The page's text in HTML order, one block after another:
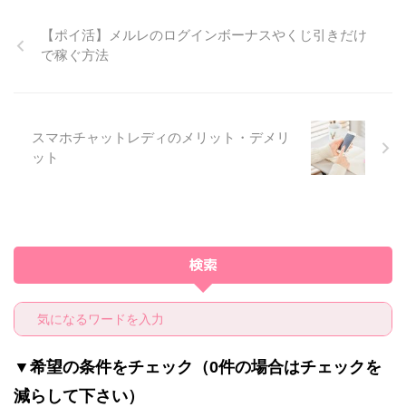
【ポイ活】メルレのログインボーナスやくじ引きだけ
で稼ぐ方法
スマホチャットレディのメリット・デメリ
ット
検索
▼希望の条件をチェック（0件の場合はチェックを
減らして下さい）